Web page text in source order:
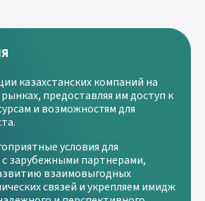
казахстанских компаний на
предоставляя им доступ к
и возможностям для
условия для
зарубежными партнерами,
взаимовыгодных
связей и укрепляем имидж